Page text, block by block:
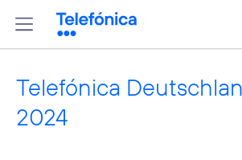
Telefónica
2024